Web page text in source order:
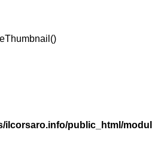
ilcorsaro.info/public_html/